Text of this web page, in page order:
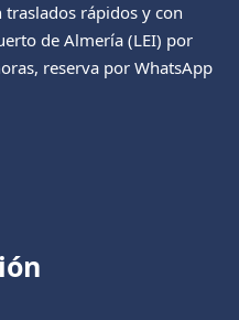
traslados rápidos y con
de Almería (LEI) por
reserva por WhatsApp